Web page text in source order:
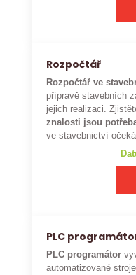
Rozpočtář
Rozpočtář ve
přípravě stavebních
jejich realizaci.
znalosti jsou
ve stavebnictví
PLC
PLC programátor
automatizované